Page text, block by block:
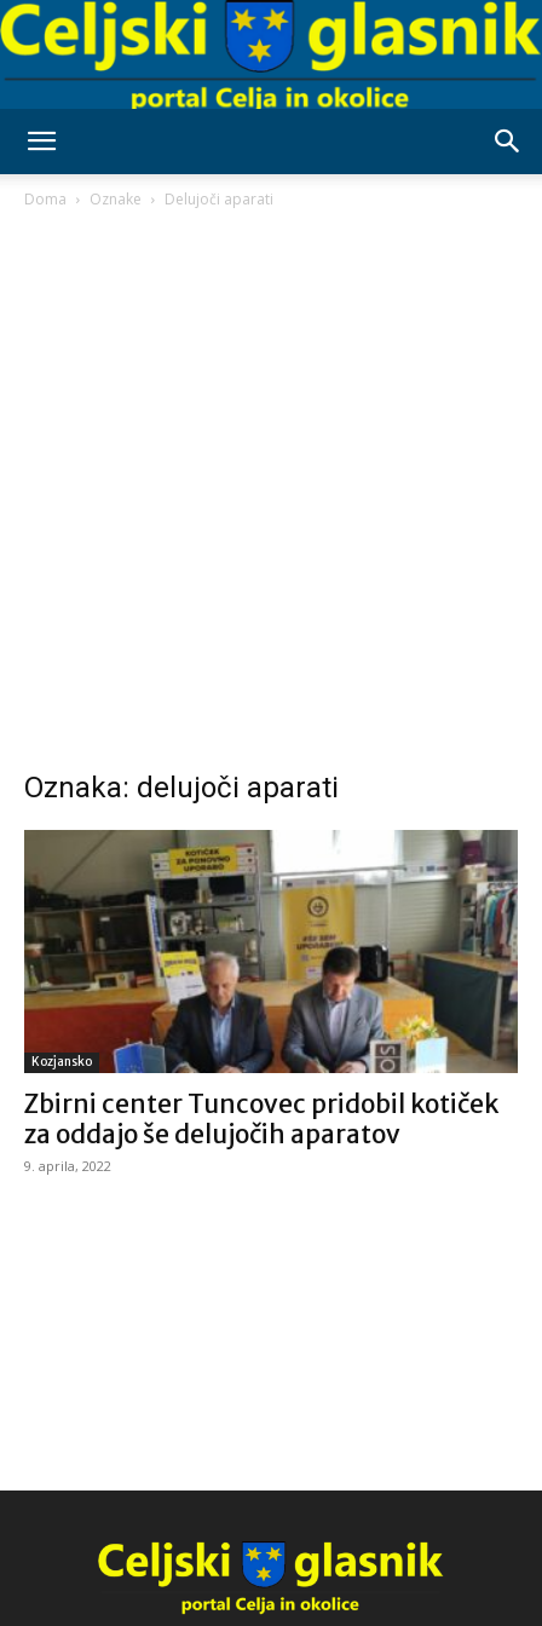
Doma Oznake Delujoči aparati
Oznaka: delujoči aparati
Kozjansko
Zbirni center Tuncovec pridobil kotiček
za oddajo še delujočih aparatov
9. aprila, 2022